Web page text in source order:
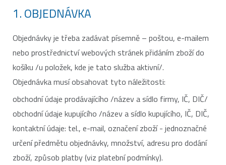
1. OBJEDNÁVKA
Objednávky je třeba zadávat písemně – poštou, e-mailem
nebo prostřednictví webových stránek přidáním zboží do
košíku /u položek, kde je tato služba aktivní/.
Objednávka musí obsahovat tyto náležitosti:
obchodní údaje prodávajícího /název a sídlo firmy, IČ, DIČ/
obchodní údaje kupujícího /název a sídlo kupujícího, IČ, DIČ,
kontaktní údaje: tel., e-mail, označení zboží - jednoznačné
určení předmětu objednávky, množství, adresu pro dodání
zboží, způsob platby (viz platební podmínky).